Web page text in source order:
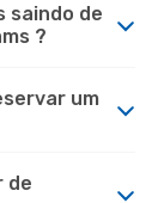
saindo de
?
um
de